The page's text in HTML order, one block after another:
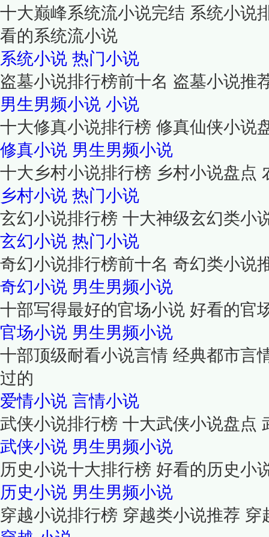
十大巅峰系统流小说完结 系统小说
看的系统流小说
系统小说 热门小说
盗墓小说排行榜前十名 盗墓小说推
男生男频小说 小说
十大修真小说排行榜 修真仙侠小说
修真小说 男生男频小说
十大乡村小说排行榜 乡村小说盘点
乡村小说 热门小说
玄幻小说排行榜 十大神级玄幻类小
玄幻小说 热门小说
奇幻小说排行榜前十名 奇幻类小说
奇幻小说 男生男频小说
十部写得最好的官场小说 好看的官
官场小说 男生男频小说
十部顶级耐看小说言情 经典都市言
过的
爱情小说 言情小说
武侠小说排行榜 十大武侠小说盘点
武侠小说 男生男频小说
历史小说十大排行榜 好看的历史小
历史小说 男生男频小说
穿越小说排行榜 穿越类小说推荐 穿